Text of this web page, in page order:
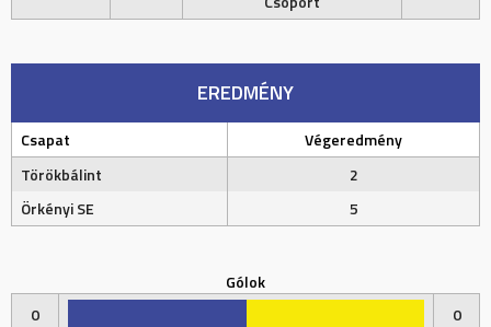
EREDMÉNY
Csapat
Végeredmény
Törökbálint
2
Örkényi SE
5
Gólok
0
0